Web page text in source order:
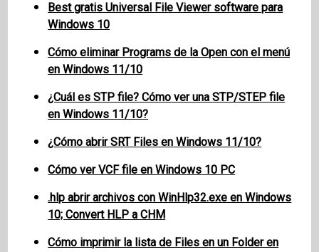
Best gratis Universal File Viewer software para
Windows 10
Cómo eliminar Programs de la Open con el menú
en Windows 11/10
¿Cuál es STP file? Cómo ver una STP/STEP file
en Windows 11/10?
¿Cómo abrir SRT Files en Windows 11/10?
Cómo ver VCF file en Windows 10 PC
.hlp abrir archivos con WinHlp32.exe en Windows
10; Convert HLP a CHM
Cómo imprimir la lista de Files en un Folder en